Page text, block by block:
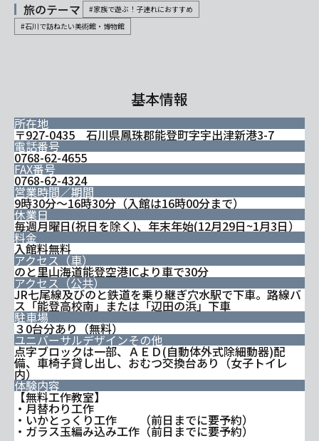
旅のテーマ
#家族で遊ぶ！子連れにおすすめ
#石川で訪ねたい美術館・博物館
基本情報
所在地
〒927-0435 石川県鳳珠郡能登町字宇出津新港3-7
電話番号
0768-62-4655
FAX番号
0768-62-4324
営業時間／期間
9時30分～16時30分（入館は16時00分まで）
休業日
毎週月曜日(祝日を除く)、年末年始(12月29日~1月3日）
料金
入館料無料
アクセス（車）
のと里山海道能登空港ICより車で30分
アクセス（公共）
JR七尾線及びのと鉄道を乗り継ぎ穴水駅で下車。路線バ
ス「能登高校南」または「辺田の浜」下車
駐車場
３0台分あり（無料）
ユニバーサルデザインその他
点字ブロックは一部、ＡＥＤ(自動体外式除細動器)配
備、車椅子貸し出し、おむつ交換台あり（女子トイレ
内）
体験内容
【無料工作教室】
・月替わり工作
・いかとっくり工作 （前日までに要予約）
・ガラス玉編み込み工作（前日までに要予約）